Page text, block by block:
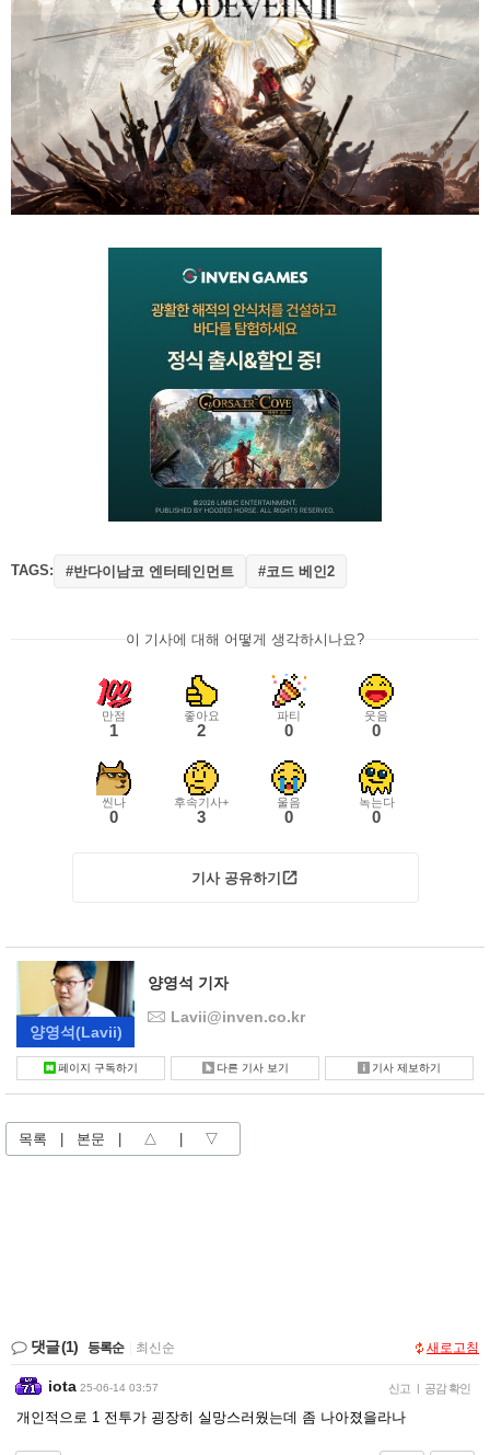
TAGS: #반다이남코 엔터테인먼트 #코드 베인2
이 기사에 대해 어떻게 생각하시나요?
만점
1
좋아요
2
파티
0
웃음
0
씬나
0
후속기사+
3
울음
0
녹는다
0
기사 공유하기
양영석(Lavii)
양영석 기자
Lavii@inven.co.kr
페이지 구독하기 다른 기사 보기 기사 제보하기
목록 본문 △ ▽
댓글(1) 등록순 최신순 새로고침
iota 25-06-14 03:57 신고 공감 확인
개인적으로 1 전투가 굉장히 실망스러웠는데 좀 나아졌을라나